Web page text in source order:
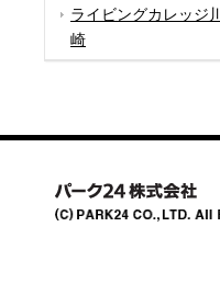
ライビングカレッジ川
崎